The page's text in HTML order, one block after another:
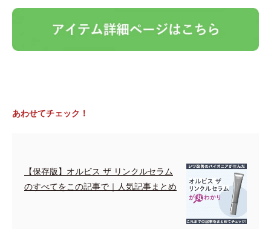
あわせてチェック！
【保存版】オルビス ザ リンクルセラム
のすべてをこの記事で｜人気記事まとめ